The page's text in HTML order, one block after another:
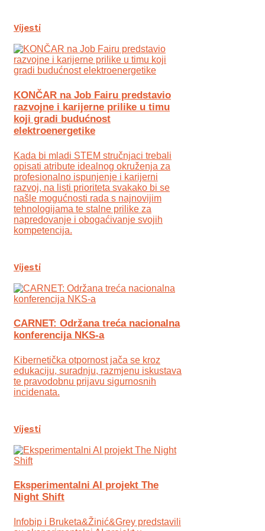
Vijesti
KONČAR na Job Fairu predstavio
razvojne i karijerne prilike u timu
koji gradi budućnost
elektroenergetike
Kada bi mladi STEM stručnjaci trebali
opisati atribute idealnog okruženja za
profesionalno ispunjenje i karijerni
razvoj, na listi prioriteta svakako bi se
našle mogućnosti rada s najnovijim
tehnologijama te stalne prilike za
napredovanje i obogaćivanje svojih
kompetencija.
Vijesti
CARNET: Održana treća nacionalna
konferencija NKS-a
Kibernetička otpornost jača se kroz
edukaciju, suradnju, razmjenu iskustava
te pravodobnu prijavu sigurnosnih
incidenata.
Vijesti
Eksperimentalni AI projekt The
Night Shift
Infobip i Bruketa&Žinić&Grey predstavili